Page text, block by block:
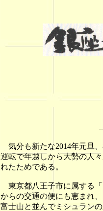
気分も新たな2014年元旦
運転で年越しから大勢の人
れたためである。
東京都八王子市に属する
からの交通の便にも恵まれ
富士山と並んでミシュラン